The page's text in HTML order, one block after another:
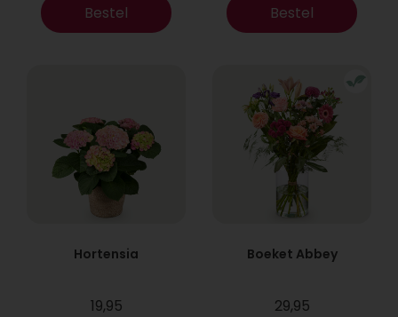
Bestel Bestel
Hortensia
19,95
Boeket Abbey
29,95